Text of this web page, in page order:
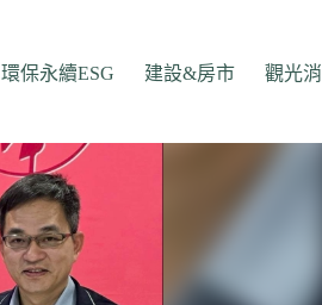
環保永續ESG 建設&房市 觀光